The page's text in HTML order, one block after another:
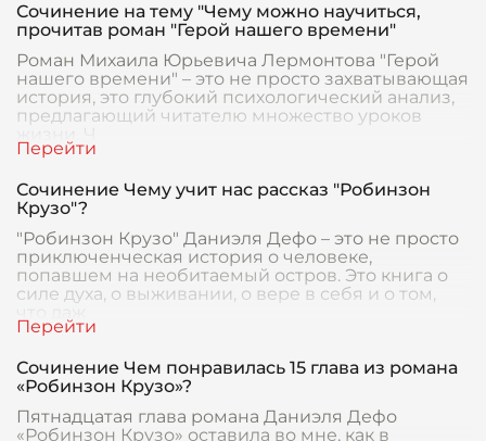
Сочинение на тему "Чему можно научиться,
прочитав роман "Герой нашего времени"
Роман Михаила Юрьевича Лермонтова "Герой
нашего времени" – это не просто захватывающая
история, это глубокий психологический анализ,
предлагающий читателю множество уроков
жизни. Ч
Сочинение Чему учит нас рассказ "Робинзон
Крузо"?
"Робинзон Крузо" Даниэля Дефо – это не просто
приключенческая история о человеке,
попавшем на необитаемый остров. Это книга о
силе духа, о выживании, о вере в себя и о том,
Сочинение Чем понравилась 15 глава из романа
«Робинзон Крузо»?
Пятнадцатая глава романа Даниэля Дефо
«Робинзон Крузо» оставила во мне, как в